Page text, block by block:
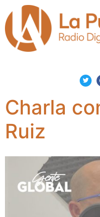
Charla
Ruiz